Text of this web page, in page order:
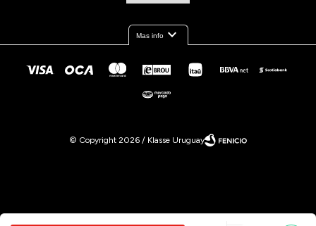
Mas infoexpand_more
© Copyright 2026 / Klasse Uruguay